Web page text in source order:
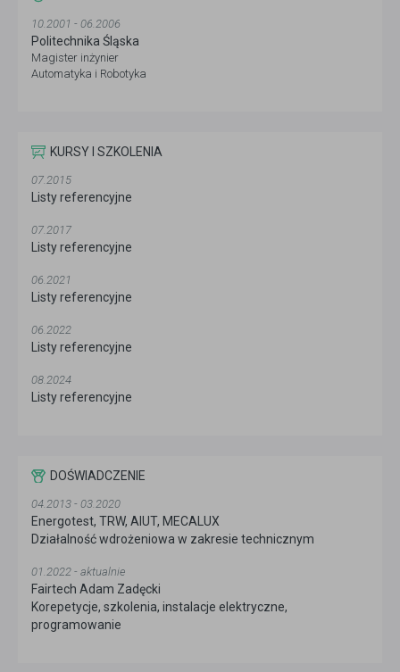
10.2001 - 06.2006
Politechnika Śląska
Magister inżynier
Automatyka i Robotyka
KURSY I SZKOLENIA
07.2015
Listy referencyjne
07.2017
Listy referencyjne
06.2021
Listy referencyjne
06.2022
Listy referencyjne
08.2024
Listy referencyjne
DOŚWIADCZENIE
04.2013 - 03.2020
Energotest, TRW, AIUT, MECALUX
Działalność wdrożeniowa w zakresie technicznym
01.2022 - aktualnie
Fairtech Adam Zadęcki
Korepetycje, szkolenia, instalacje elektryczne,
programowanie